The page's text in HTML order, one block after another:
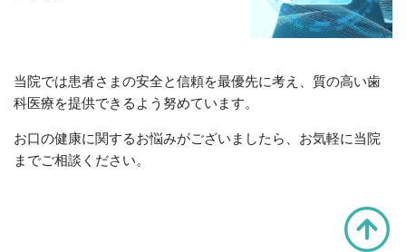
当院では患者さまの安全と信頼を最優先に考え、質の高い歯
科医療を提供できるよう努めています。
お口の健康に関するお悩みがございましたら、お気軽に当院
までご相談ください。